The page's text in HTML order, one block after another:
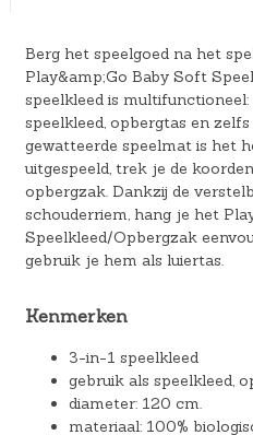
Berg het speelgoed na het
Play&amp;Go Baby Soft
speelkleed is
speelkleed, opbergtas en
gewatteerde speelmat is het
uitgespeeld, trek je de
opbergzak. Dankzij de
schouderriem, hang je het
Speelkleed/Opbergzak
gebruik je hem als luiertas.
Kenmerken
3-in-1 speelkleed
gebruik als speelkleed,
diameter: 120 cm.
materiaal: 100%